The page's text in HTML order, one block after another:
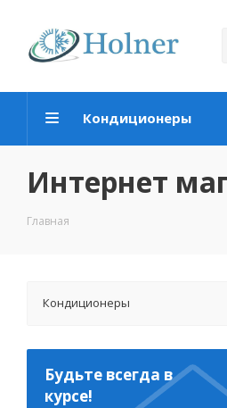
Кондиционеры
Интернет
Главная
Кондиционеры
Будьте всегда в
курсе!